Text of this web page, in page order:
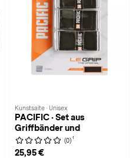
Kunstsaite · Unisex
PACIFIC · Set aus
Griffbänder und
(0) 1
25,95 €